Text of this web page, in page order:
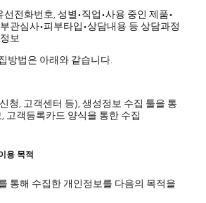
선전화번호, 성별•직업•사용 중인 제품•
관심사•피부타입•상담내용 등 상담과정
보
방법은 아래와 같습니다.
청, 고객센터 등), 생성정보 수집 툴을 통
고객등록카드 양식을 통한 수집
용 목적
통해 수집한 개인정보를 다음의 목적을